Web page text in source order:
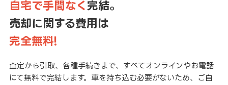
自宅で手間なく 完結。
売却に関する費用は
完全無料!
査定から引取、各種手続きまで、すべてオンラインやお電話
にて無料で完結します。車を持ち込む必要がないため、ご自